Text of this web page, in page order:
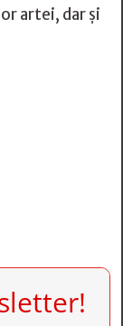
artei, dar şi